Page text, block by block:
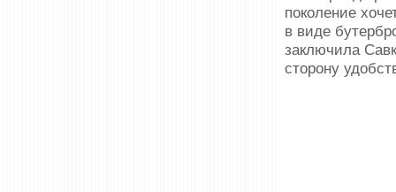
поколение
в виде
заключила
сторону